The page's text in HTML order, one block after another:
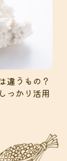
違うもの？
っかり活用